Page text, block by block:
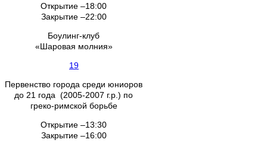
Открытие –18:00
Закрытие –22:00
Боулинг-клуб
«Шаровая молния»
19
Первенство города среди юниоров
до 21 года (2005-2007 г.р.) по
греко-римской борьбе
Открытие –13:30
Закрытие –16:00